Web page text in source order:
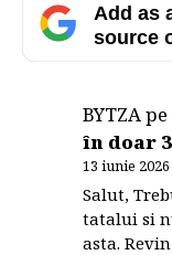
Add as
source
BYTZA pe
în doar
13 iunie 2026
Salut,
tatalui si
asta.